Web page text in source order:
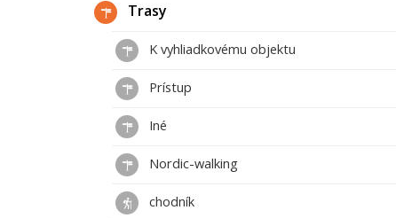
Trasy
K vyhliadkovému objektu
Prístup
Iné
Nordic-walking
chodník